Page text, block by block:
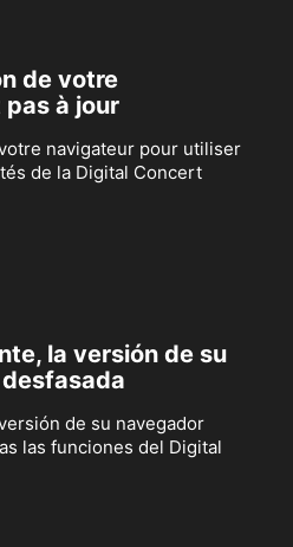
de votre
pas à jour
navigateur pour utiliser
de la Digital Concert
la versión de su
de su navegador
las funciones del Digital